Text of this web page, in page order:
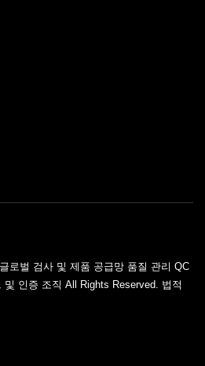
로벌 검사 및 제품 공급망 품질 관리 QC
및 인증 조직 All Rights Reserved. 법적